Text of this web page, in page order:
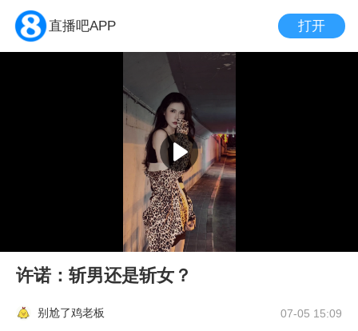
直播吧APP 打开
许诺：斩男还是斩女？
别尬了鸡老板 07-05 15:09